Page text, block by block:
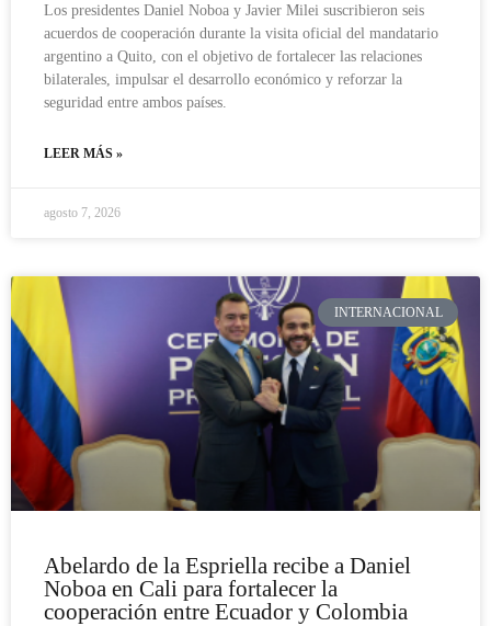
Los presidentes Daniel Noboa y Javier Milei suscribieron seis
acuerdos de cooperación durante la visita oficial del mandatario
argentino a Quito, con el objetivo de fortalecer las relaciones
bilaterales, impulsar el desarrollo económico y reforzar la
seguridad entre ambos países.
LEER MÁS »
agosto 7, 2026
INTERNACIONAL
Abelardo de la Espriella recibe a Daniel
Noboa en Cali para fortalecer la
cooperación entre Ecuador y Colombia